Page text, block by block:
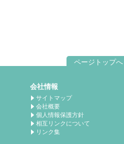
ページトップへ
会社情報
サイトマップ
会社概要
個人情報保護方針
相互リンクについて
リンク集